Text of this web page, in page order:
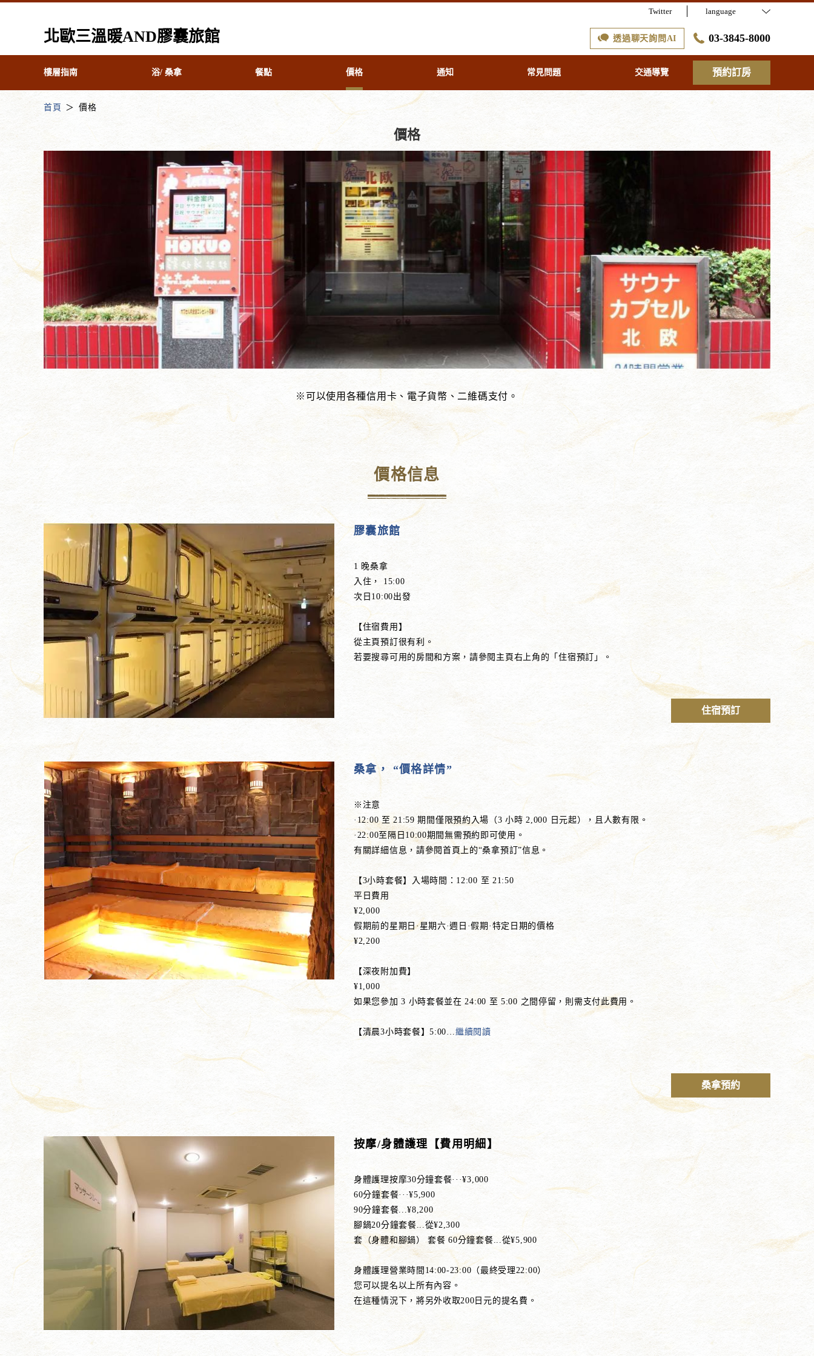
Twitter language
北歐三溫暖AND膠囊旅館 透過聊天詢問AI 03-3845-8000
樓層指南 浴/ 桑拿 餐點 價格 通知 常見問題 交通導覽 預約訂房
首頁 價格
價格
※可以使用各種信用卡、電子貨幣、二維碼支付。
價格信息
膠囊旅館
1 晚桑拿
入住， 15:00
次日10:00出發
【住宿費用】
從主頁預訂很有利。
若要搜尋可用的房間和方案，請參閱主頁右上角的「住宿預訂」。
住宿預訂
桑拿， “價格詳情”
※注意
·12:00 至 21:59 期間僅限預約入場（3 小時 2,000 日元起），且人數有限。
·22:00至隔日10:00期間無需預約即可使用。
有關詳細信息，請參閱首頁上的“桑拿預訂”信息。
【3小時套餐】入場時間：12:00 至 21:50
平日費用
¥2,000
假期前的星期日·星期六·週日·假期·特定日期的價格
¥2,200
【深夜附加費】
¥1,000
如果您參加 3 小時套餐並在 24:00 至 5:00 之間停留，則需支付此費用。
【清晨3小時套餐】5:00…繼續閱讀
桑拿預約
按摩/身體護理【費用明細】
身體護理按摩30分鐘套餐···¥3,000
60分鐘套餐···¥5,900
90分鐘套餐...¥8,200
腳鍋20分鐘套餐...從¥2,300
套（身體和腳鍋） 套餐 60分鐘套餐...從¥5,900
身體護理營業時間14:00-23:00（最終受理22:00）
您可以提名以上所有內容。
在這種情況下，將另外收取200日元的提名費。